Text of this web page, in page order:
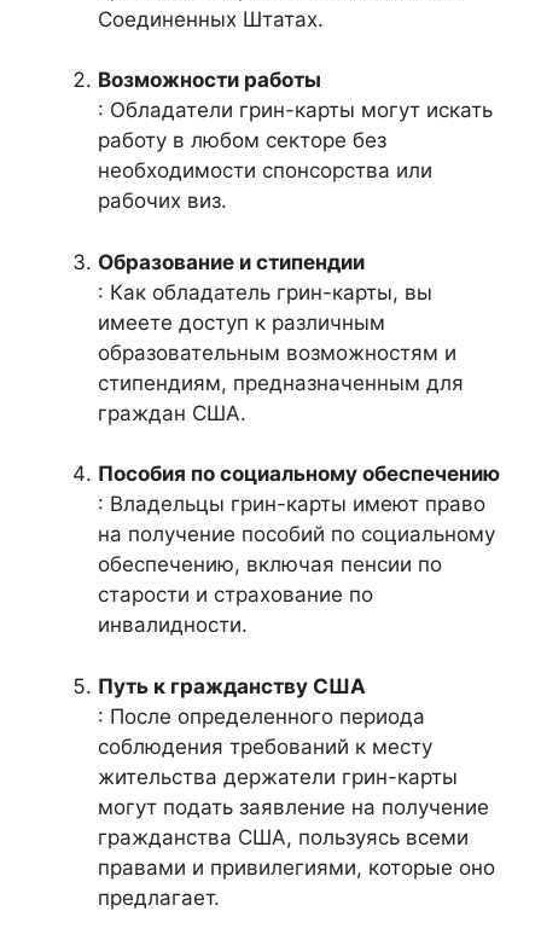
Соединенных Штатах.
Возможности работы
: Обладатели грин-карты могут искать
работу в любом секторе без
необходимости спонсорства или
рабочих виз.
Образование и стипендии
: Как обладатель грин-карты, вы
имеете доступ к различным
образовательным возможностям и
стипендиям, предназначенным для
граждан США.
Пособия по социальному обеспечению
: Владельцы грин-карты имеют право
на получение пособий по социальному
обеспечению, включая пенсии по
старости и страхование по
инвалидности.
Путь к гражданству США
: После определенного периода
соблюдения требований к месту
жительства держатели грин-карты
могут подать заявление на получение
гражданства США, пользуясь всеми
правами и привилегиями, которые оно
предлагает.